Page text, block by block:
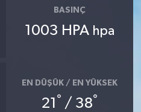
BASINÇ
1003 HPA hpa
EN DÜŞÜK / EN YÜKSEK
21 ° / 38°